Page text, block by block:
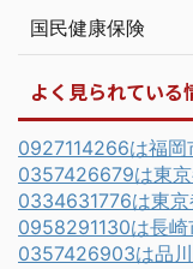
国民健康保険
よく見られている
0927114266は福岡
0357426679は東
0334631776は東
0958291130は長崎
0357426903は品